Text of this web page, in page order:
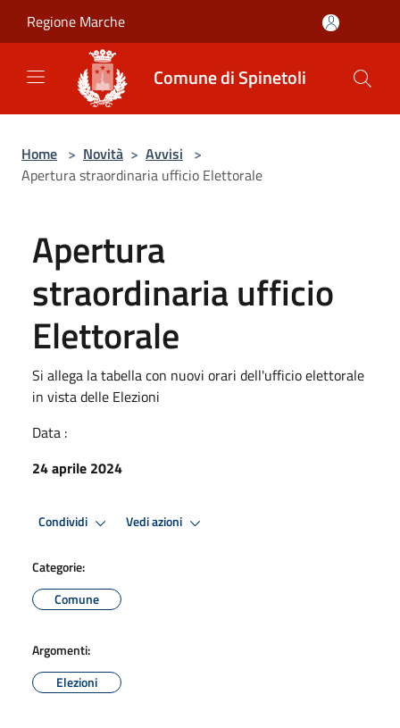
Regione Marche
Comune di Spinetoli
Home > Novità > Avvisi >
Apertura straordinaria ufficio Elettorale
Apertura
straordinaria ufficio
Elettorale
Si allega la tabella con nuovi orari dell'ufficio elettorale
in vista delle Elezioni
Data :
24 aprile 2024
Condividi Vedi azioni
Categorie:
Comune
Argomenti:
Elezioni